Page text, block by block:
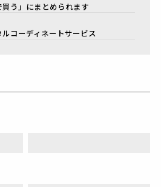
う」にまとめられます
コーディネートサービス